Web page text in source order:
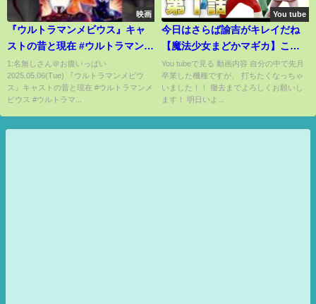
映画
『ウルトラマンメビウス』キャ
ストの昔と現在 #ウルトラマンメ
ビウス #ウルトラマン #特撮 #映
画
1:名無しさん＠お腹いっぱい
2025.05.06(Tue) 『ウルトラマンメビウ
ス』キャストの昔と現在 #ウルトラマンメ
ビウス #ウルトラマ...
You tube
今日はさらば諭吉がキレイだね
【魔法少女まどかマギカ】この
ごみ770養分
You tubeで見る 動画内容 自分の中で先月
卒業した機種ですが、 打ちたくなっちゃ
いました！！ 撤去までよろしくお願いし
ます！ 明日いよ...